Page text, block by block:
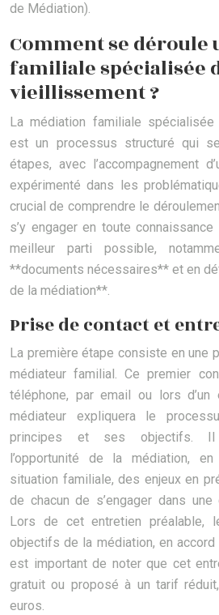
de Médiation).
Comment se déroule
familiale spécialisée
vieillissement ?
La médiation familiale
est un processus structuré qui
étapes, avec l’accompagnement
expérimenté dans les
crucial de comprendre le
s’y engager en toute
meilleur parti possible,
**documents nécessaires** et en
de la médiation**.
Prise de contact et
La première étape consiste en une
médiateur familial. Ce premier
téléphone, par email ou lors d’un
médiateur expliquera le
principes et ses objectifs. Il
l’opportunité de la médiation,
situation familiale, des enjeux en
de chacun de s’engager dans une
Lors de cet entretien préalable,
objectifs de la médiation, en accord
est important de noter que cet
gratuit ou proposé à un tarif
euros.